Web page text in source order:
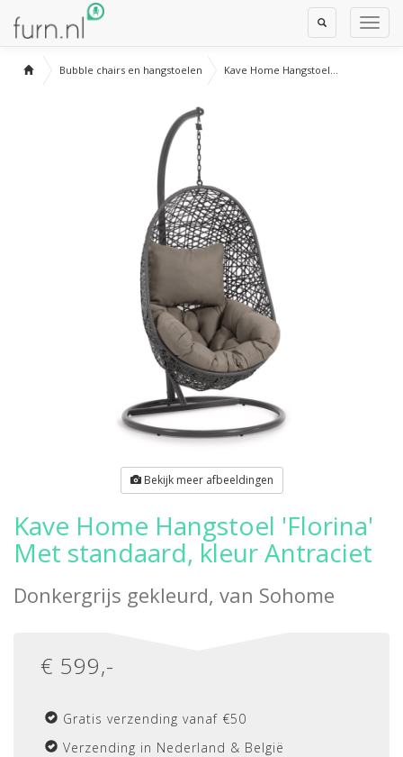
Toggle
Search
Bubble chairs en hangstoelen Kave Home Hangstoel...
Bekijk meer afbeeldingen
Kave Home Hangstoel 'Florina'
Met standaard, kleur Antraciet
Donkergrijs gekleurd, van Sohome
€ 599,-
Gratis verzending vanaf €50
Verzending in Nederland & België